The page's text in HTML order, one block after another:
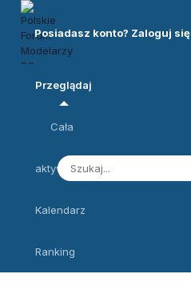
Posiadasz konto? Zaloguj się
Przeglądaj
Cała
aktywność
Kalendarz
Ranking